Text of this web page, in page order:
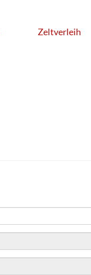
Zeltverleih